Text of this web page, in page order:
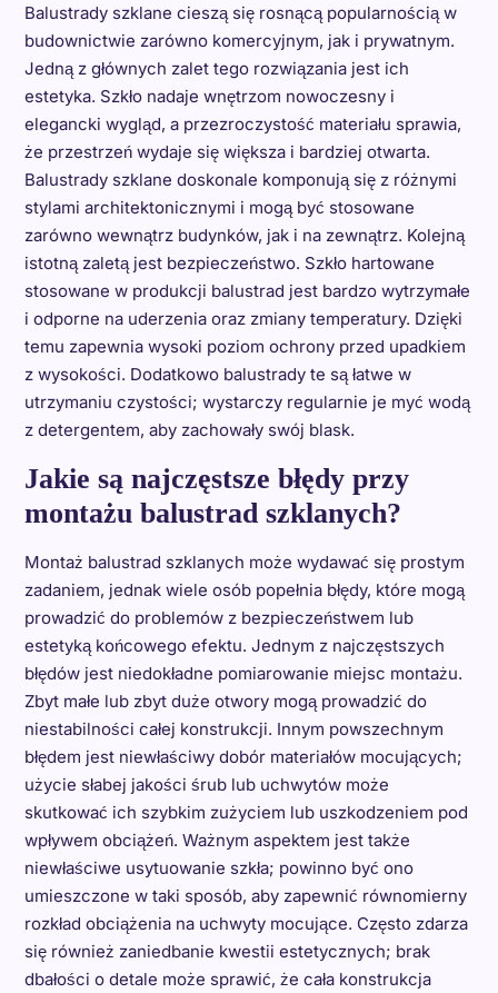
Balustrady szklane cieszą się rosnącą popularnością w
budownictwie zarówno komercyjnym, jak i prywatnym.
Jedną z głównych zalet tego rozwiązania jest ich
estetyka. Szkło nadaje wnętrzom nowoczesny i
elegancki wygląd, a przezroczystość materiału sprawia,
że przestrzeń wydaje się większa i bardziej otwarta.
Balustrady szklane doskonale komponują się z różnymi
stylami architektonicznymi i mogą być stosowane
zarówno wewnątrz budynków, jak i na zewnątrz. Kolejną
istotną zaletą jest bezpieczeństwo. Szkło hartowane
stosowane w produkcji balustrad jest bardzo wytrzymałe
i odporne na uderzenia oraz zmiany temperatury. Dzięki
temu zapewnia wysoki poziom ochrony przed upadkiem
z wysokości. Dodatkowo balustrady te są łatwe w
utrzymaniu czystości; wystarczy regularnie je myć wodą
z detergentem, aby zachowały swój blask.
Jakie są najczęstsze błędy przy
montażu balustrad szklanych?
Montaż balustrad szklanych może wydawać się prostym
zadaniem, jednak wiele osób popełnia błędy, które mogą
prowadzić do problemów z bezpieczeństwem lub
estetyką końcowego efektu. Jednym z najczęstszych
błędów jest niedokładne pomiarowanie miejsc montażu.
Zbyt małe lub zbyt duże otwory mogą prowadzić do
niestabilności całej konstrukcji. Innym powszechnym
błędem jest niewłaściwy dobór materiałów mocujących;
użycie słabej jakości śrub lub uchwytów może
skutkować ich szybkim zużyciem lub uszkodzeniem pod
wpływem obciążeń. Ważnym aspektem jest także
niewłaściwe usytuowanie szkła; powinno być ono
umieszczone w taki sposób, aby zapewnić równomierny
rozkład obciążenia na uchwyty mocujące. Często zdarza
się również zaniedbanie kwestii estetycznych; brak
dbałości o detale może sprawić, że cała konstrukcja